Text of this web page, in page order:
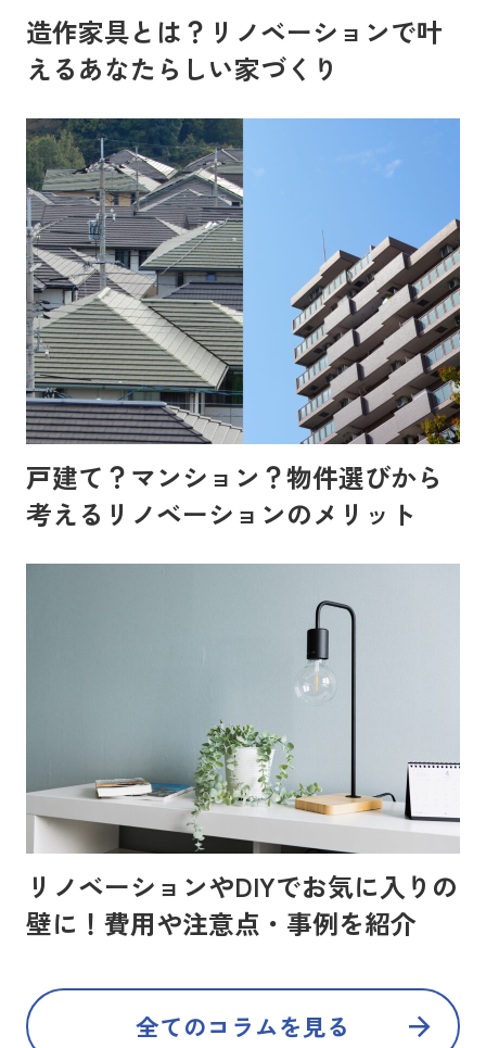
造作家具とは？リノベーションで叶
えるあなたらしい家づくり
戸建て？マンション？物件選びから
考えるリノベーションのメリット
リノベーションやDIYでお気に入りの
壁に！費用や注意点・事例を紹介
全てのコラムを見る